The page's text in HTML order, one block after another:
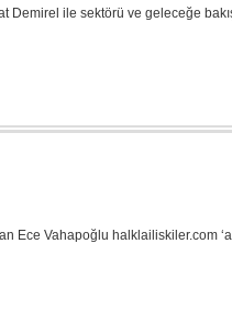
ile sektörü ve geleceğe
Ece Vahapoğlu halklailiskiler.com